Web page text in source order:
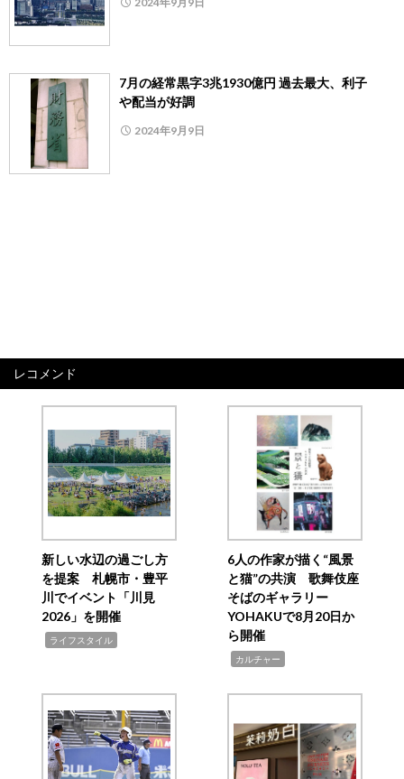
7月の経常黒字3兆1930億円 過去最大、利子
や配当が好調
2024年9月9日
レコメンド
新しい水辺の過ごし方
を提案 札幌市・豊平
川でイベント「川見
2026」を開催
ライフスタイル
6人の作家が描く“風景
と猫”の共演 歌舞伎座
そばのギャラリー
YOHAKUで8月20日か
ら開催
カルチャー